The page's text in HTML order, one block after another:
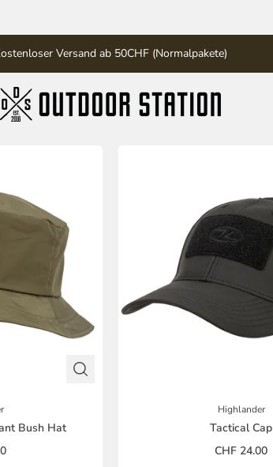
Versand ab 50CHF (Normalpakete)
Bush Hat
Highlander
Tactical Cap
CHF 24.00